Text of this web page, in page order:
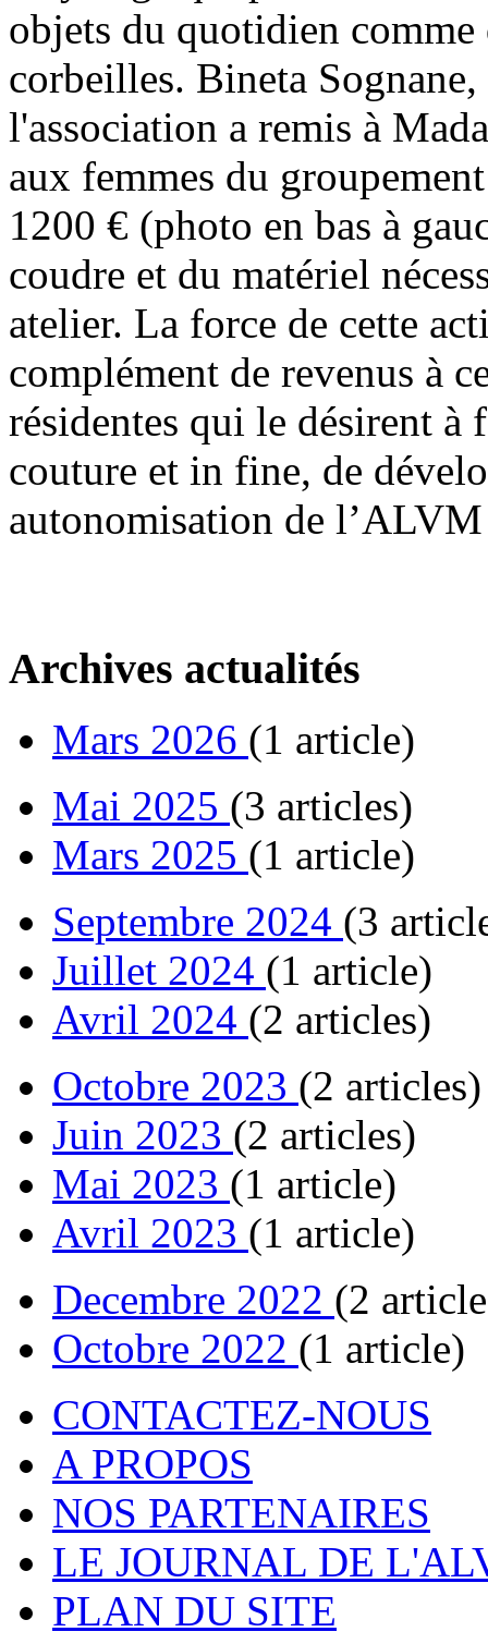
objets du quotidien comme
corbeilles. Bineta
l'association a remis à
aux femmes du
1200 € (photo en bas à
coudre et du matériel
atelier. La force de cette
complément de revenus à
résidentes qui le désirent à
couture et in fine, de
autonomisation de l’ALVM
Archives actualités
Mars 2026 (1 article)
Mai 2025 (3 articles)
Mars 2025 (1 article)
Septembre 2024 (3
Juillet 2024 (1 article)
Avril 2024 (2 articles)
Octobre 2023 (2 articles)
Juin 2023 (2 articles)
Mai 2023 (1 article)
Avril 2023 (1 article)
Decembre 2022 (2
Octobre 2022 (1 article)
CONTACTEZ-NOUS
A PROPOS
NOS PARTENAIRES
LE JOURNAL DE
PLAN DU SITE